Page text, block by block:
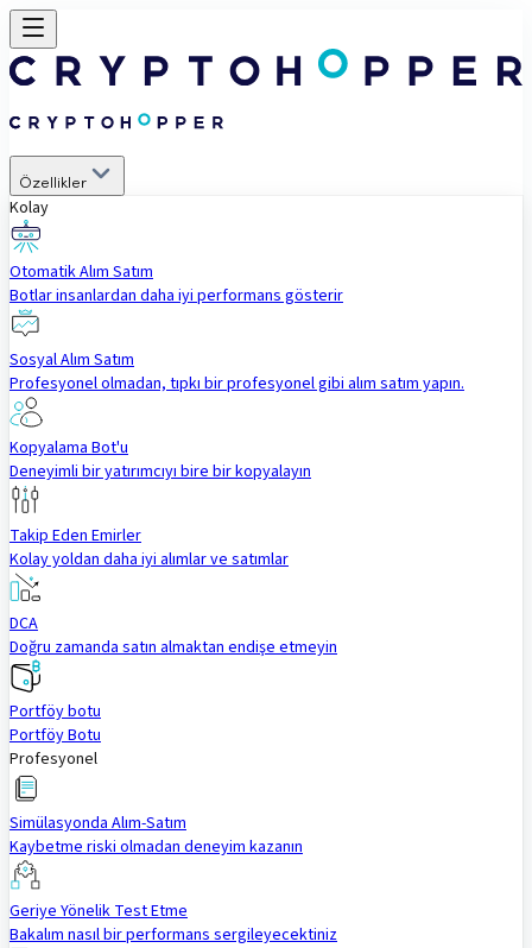
Özellikler
Kolay
Otomatik Alım Satım
Botlar insanlardan daha iyi performans gösterir
Sosyal Alım Satım
Profesyonel olmadan, tıpkı bir profesyonel gibi alım satım yapın.
Kopyalama Bot'u
Deneyimli bir yatırımcıyı bire bir kopyalayın
Takip Eden Emirler
Kolay yoldan daha iyi alımlar ve satımlar
DCA
Doğru zamanda satın almaktan endişe etmeyin
Portföy botu
Portföy Botu
Profesyonel
Simülasyonda Alım-Satım
Kaybetme riski olmadan deneyim kazanın
Geriye Yönelik Test Etme
Bakalım nasıl bir performans sergileyecektiniz